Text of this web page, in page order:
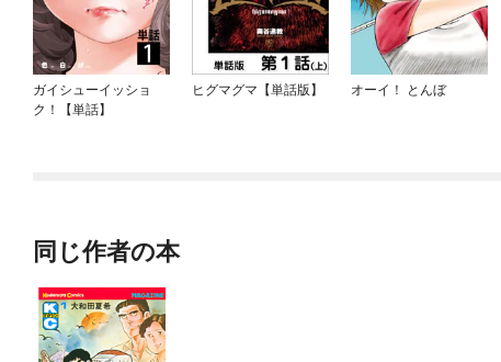
ガイシューイッショ
ク！【単話】
ヒグマグマ【単話版】 オーイ！ とんぼ
同じ作者の本